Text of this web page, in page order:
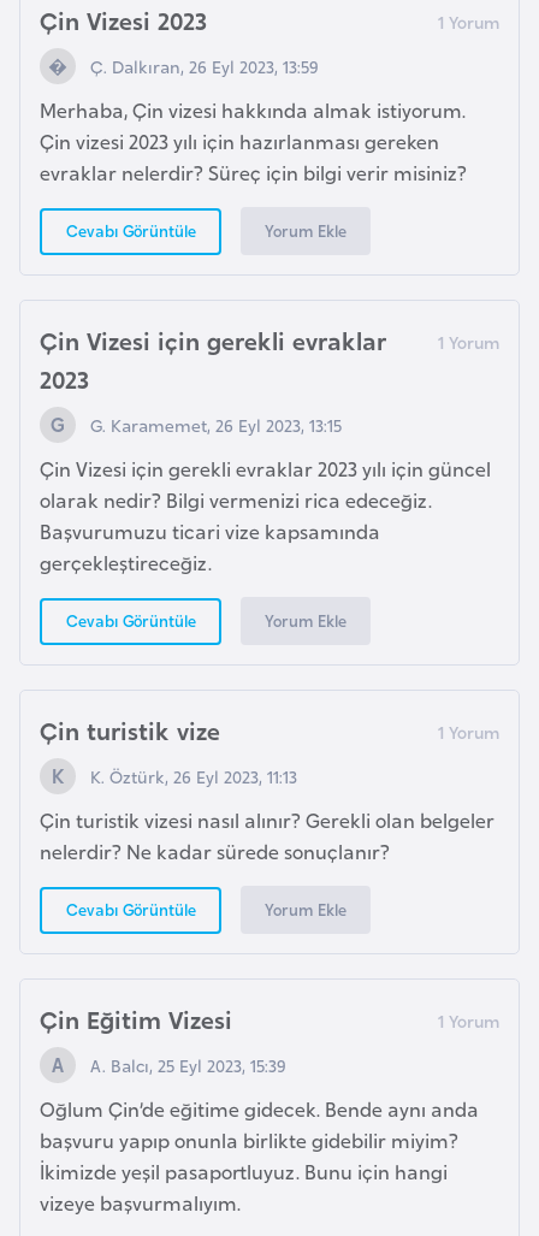
Çin Vizesi 2023
Ç. Dalkıran, 26 Eyl 2023, 13:59
Merhaba, Çin vizesi hakkında almak istiyorum.
Çin vizesi 2023 yılı için hazırlanması gereken
evraklar nelerdir? Süreç için bilgi verir misiniz?
Cevabı Görüntüle Yorum Ekle
Çin Vizesi için gerekli evraklar
2023
G. Karamemet, 26 Eyl 2023, 13:15
Çin Vizesi için gerekli evraklar 2023 yılı için güncel
olarak nedir? Bilgi vermenizi rica edeceğiz.
Başvurumuzu ticari vize kapsamında
gerçekleştireceğiz.
Cevabı Görüntüle Yorum Ekle
Çin turistik vize
K. Öztürk, 26 Eyl 2023, 11:13
Çin turistik vizesi nasıl alınır? Gerekli olan belgeler
nelerdir? Ne kadar sürede sonuçlanır?
Cevabı Görüntüle Yorum Ekle
Çin Eğitim Vizesi
A. Balcı, 25 Eyl 2023, 15:39
Oğlum Çin’de eğitime gidecek. Bende aynı anda
başvuru yapıp onunla birlikte gidebilir miyim?
İkimizde yeşil pasaportluyuz. Bunu için hangi
vizeye başvurmalıyım.
G
a
m
b
i
G
a
n
a
G
i
n
e
s
s
u
G
i
n
G
r
e
n
a
d
a